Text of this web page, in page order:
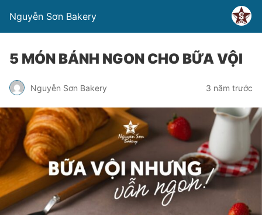
Nguyễn Sơn Bakery
5 MÓN BÁNH NGON CHO BỮA VỘI
Nguyễn Sơn Bakery 3 năm trước